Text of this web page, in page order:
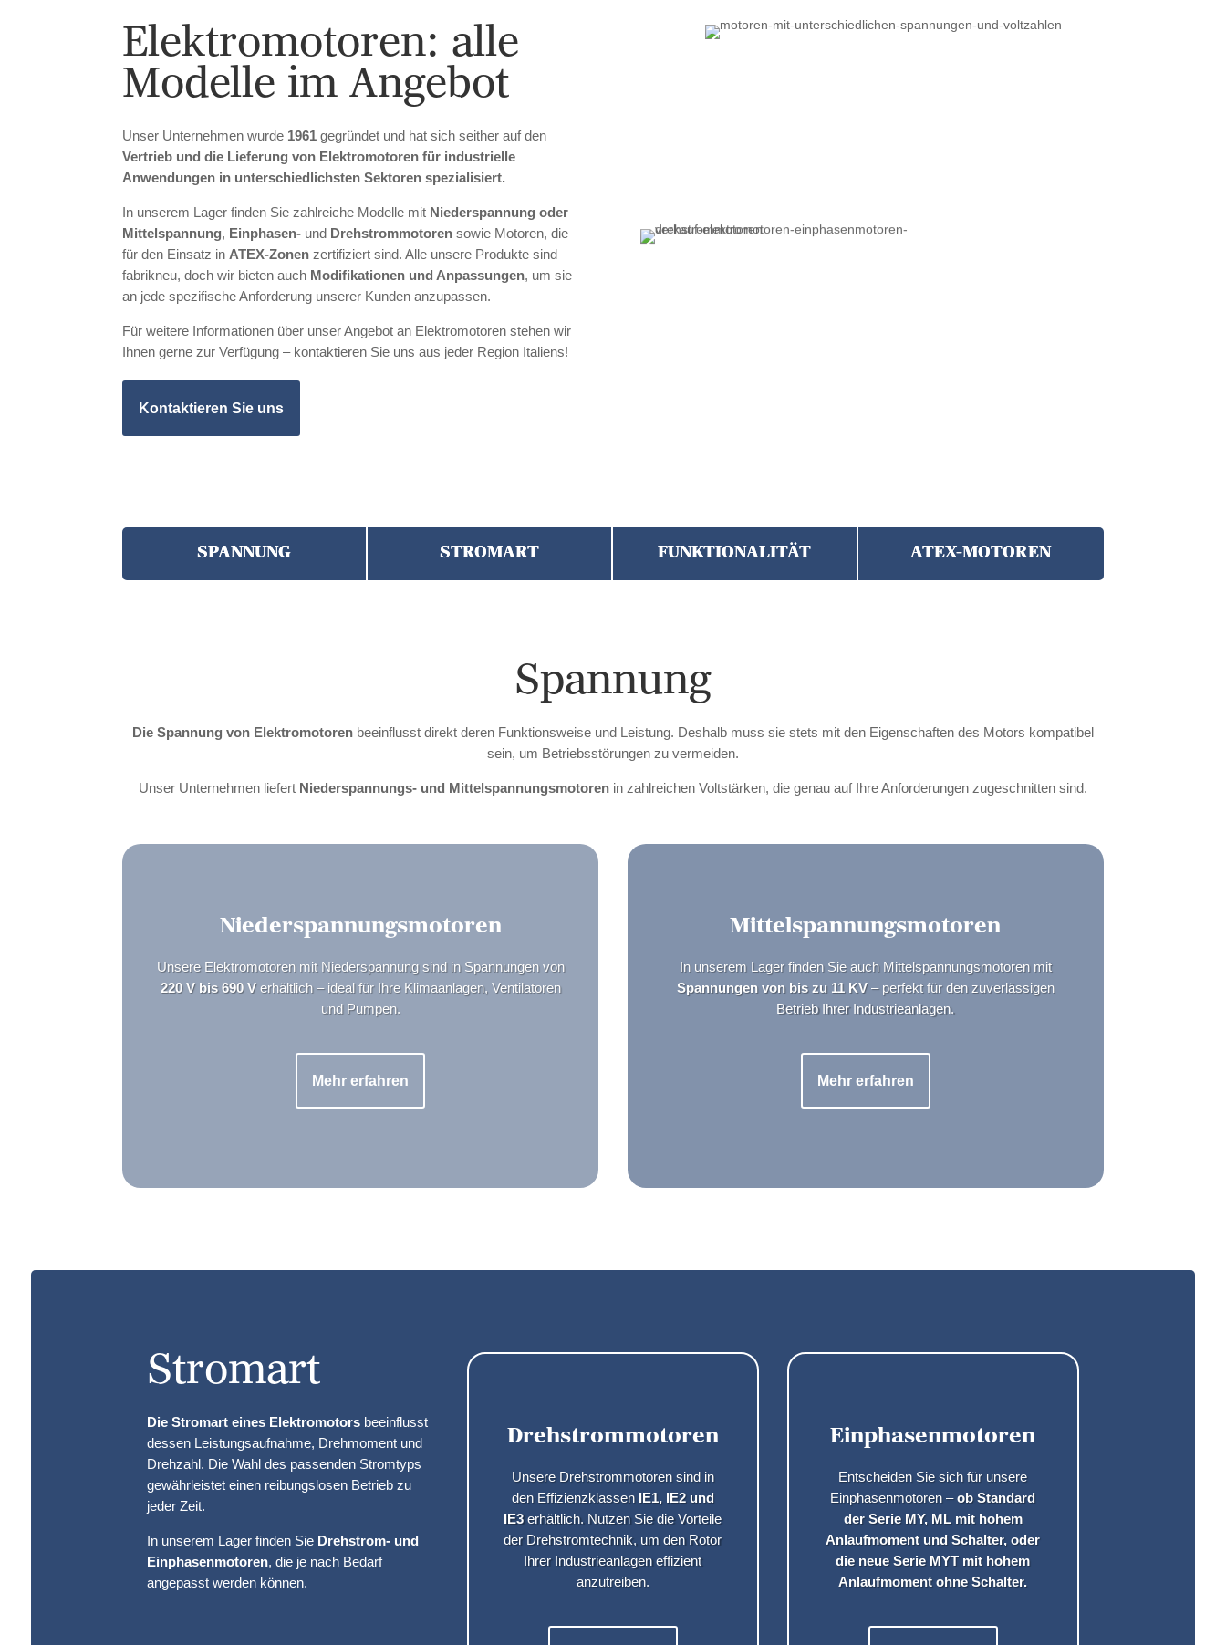
Elektromotoren: alle
Modelle im Angebot
Unser Unternehmen wurde 1961 gegründet und hat sich seither auf den
Vertrieb und die Lieferung von Elektromotoren für industrielle
Anwendungen in unterschiedlichsten Sektoren spezialisiert.
In unserem Lager finden Sie zahlreiche Modelle mit Niederspannung oder
Mittelspannung, Einphasen- und Drehstrommotoren sowie Motoren, die
für den Einsatz in ATEX-Zonen zertifiziert sind. Alle unsere Produkte sind
fabrikneu, doch wir bieten auch Modifikationen und Anpassungen, um sie
an jede spezifische Anforderung unserer Kunden anzupassen.
Für weitere Informationen über unser Angebot an Elektromotoren stehen wir
Ihnen gerne zur Verfügung – kontaktieren Sie uns aus jeder Region Italiens!
Kontaktieren Sie uns
SPANNUNG STROMART FUNKTIONALITÄT ATEX-MOTOREN
Spannung
Die Spannung von Elektromotoren beeinflusst direkt deren Funktionsweise und Leistung. Deshalb muss sie stets mit den Eigenschaften des Motors kompatibel
sein, um Betriebsstörungen zu vermeiden.
Unser Unternehmen liefert Niederspannungs- und Mittelspannungsmotoren in zahlreichen Voltstärken, die genau auf Ihre Anforderungen zugeschnitten sind.
Niederspannungsmotoren
Unsere Elektromotoren mit Niederspannung sind in Spannungen von
220 V bis 690 Verhältlich – ideal für Ihre Klimaanlagen, Ventilatoren
und Pumpen.
Mehr erfahren
Mittelspannungsmotoren
In unserem Lager finden Sie auch Mittelspannungsmotoren mit
Spannungen von bis zu 11 KV– perfekt für den zuverlässigen
Betrieb Ihrer Industrieanlagen.
Mehr erfahren
Stromart
Die Stromart eines Elektromotors beeinflusst
dessen Leistungsaufnahme, Drehmoment und
Drehzahl. Die Wahl des passenden Stromtyps
gewährleistet einen reibungslosen Betrieb zu
jeder Zeit.
In unserem Lager finden Sie Drehstrom- und
Einphasenmotoren, die je nach Bedarf
angepasst werden können.
Drehstrommotoren
Unsere Drehstrommotoren sind in
den EffizienzklassenIE1, IE2 und
IE3erhältlich. Nutzen Sie die Vorteile
der Drehstromtechnik, um den Rotor
Ihrer Industrieanlagen effizient
anzutreiben.
Einphasenmotoren
Entscheiden Sie sich für unsere
Einphasenmotoren –ob Standard
der Serie MY, ML mit hohem
Anlaufmoment und Schalter, oder
die neue Serie MYT mit hohem
Anlaufmoment ohne Schalter.